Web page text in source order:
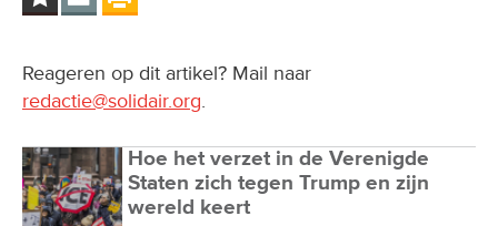
Reageren op dit artikel? Mail naar
redactie@solidair.org.
Hoe het verzet in de Verenigde
Staten zich tegen Trump en zijn
wereld keert